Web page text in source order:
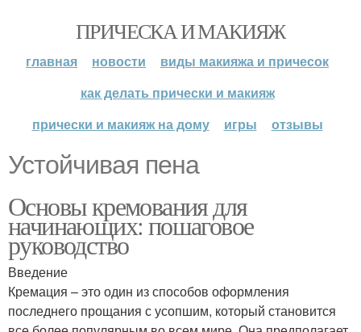
ПРИЧЕСКА И МАКИЯЖ
главная новости
виды макияжа и причесок
как делать прически и макияж
прически и макияж на дому
игры отзывы
Устойчивая пена
Основы кремования для
начинающих: пошаговое
руководство
Введение
Кремация – это один из способов оформления
последнего прощания с усопшим, который становится